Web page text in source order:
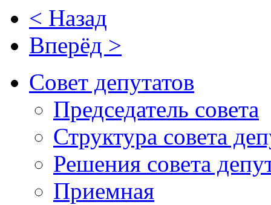
< Назад
Вперёд >
Совет депутатов
Председатель совета
Структура совета
Решения совета
Приемная